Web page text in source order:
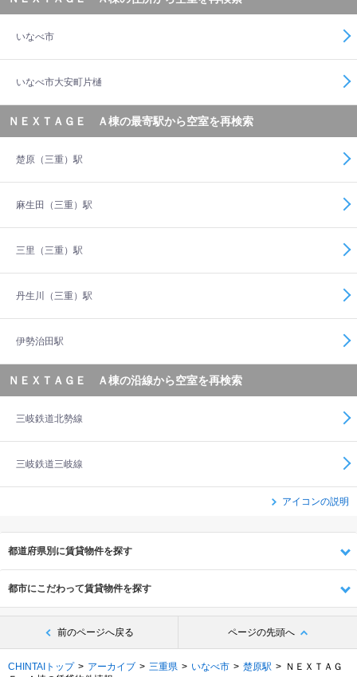
いなべ市
いなべ市大安町片樋
ＮＥＸＴＡＧＥ Ａ棟の最寄駅から空室を再検索
楚原（三重）駅
麻生田（三重）駅
三里（三重）駅
丹生川（三重）駅
伊勢治田駅
ＮＥＸＴＡＧＥ Ａ棟の沿線から空室を再検索
三岐鉄道北勢線
三岐鉄道三岐線
アイコンの説明
都道府県別に賃貸物件を探す
都市にこだわって賃貸物件を探す
前のページへ戻る ページの先頭へ
CHINTAIトップ アーカイブ 三重県 いなべ市 楚原駅
ＮＥＸＴＡＧ